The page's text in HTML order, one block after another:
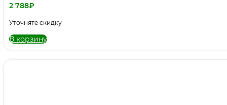
2 788₽
Уточняте скидку
В корзину